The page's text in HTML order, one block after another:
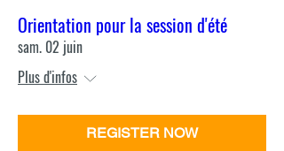
Orientation pour la session d'été
sam. 02 juin
Plus d'infos
REGISTER NOW